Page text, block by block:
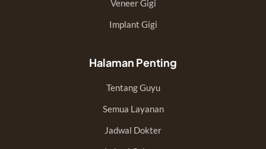
Veneer Gigi
Implant Gigi
Halaman Penting
Tentang Guyu
Semua Layanan
Jadwal Dokter